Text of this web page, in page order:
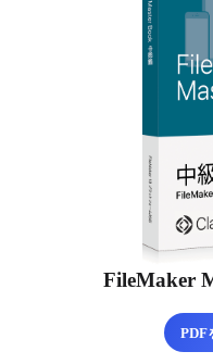
FileMaker
PDF